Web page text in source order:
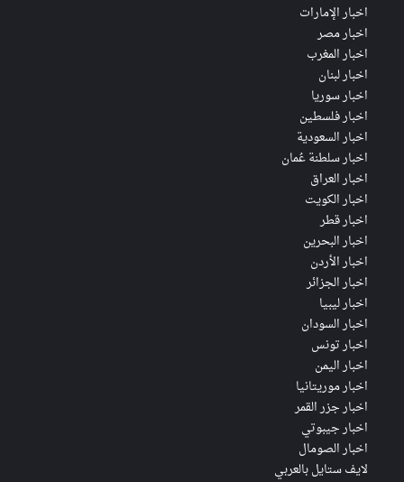
اخبار الإمارات
اخبار مصر
اخبار المغرب
اخبار لبنان
اخبار سوريا
اخبار فلسطين
اخبار السعودية
اخبار سلطنة عُمان
اخبار العراق
اخبار الكويت
اخبار قطر
اخبار البحرين
اخبار الأردن
اخبار الجزائر
اخبار ليبيا
اخبار السودان
اخبار تونس
اخبار اليمن
اخبار موريتانيا
اخبار جزر القمر
اخبار جيبوتي
اخبار الصومال
لايف ستايل بالعربي